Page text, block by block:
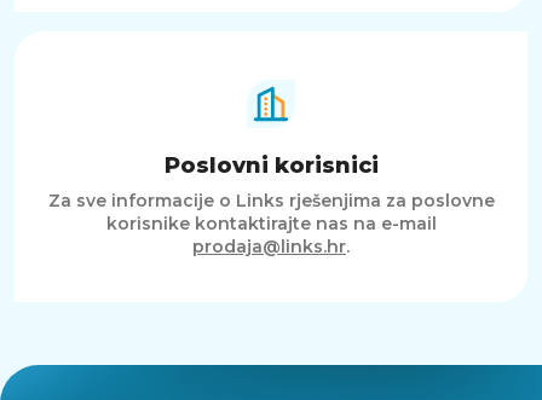
Poslovni korisnici
Za sve informacije o Links rješenjima za poslovne
korisnike kontaktirajte nas na e-mail
prodaja@links.hr.